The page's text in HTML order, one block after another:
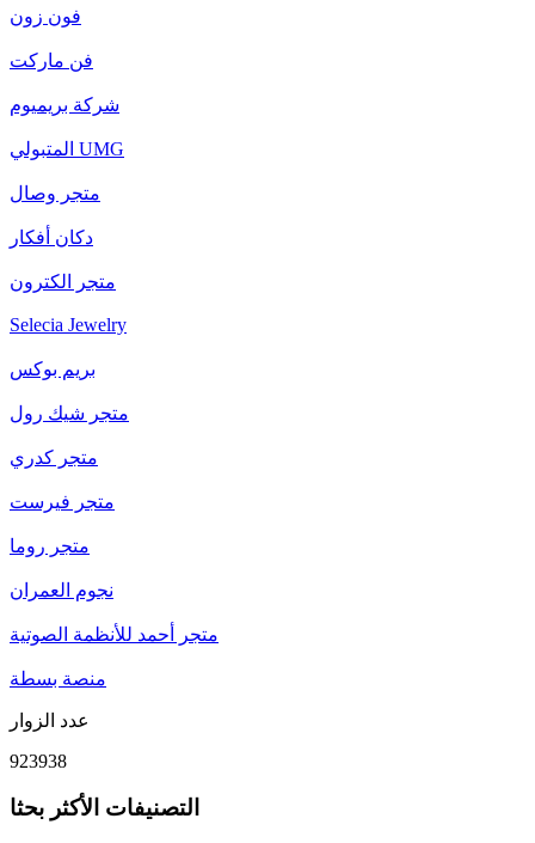
فون زون
فن ماركت
شركة بريميوم
المتبولي UMG
متجر وصال
دكان أفكار
متجر الكترون
Selecia Jewelry
بريم بوكس
متجر شيك رول
متجر كدري
متجر فيرست
متجر روما
نجوم العمران
متجر أحمد للأنظمة الصوتية
منصة بسطة
عدد الزوار
923938
التصنيفات الأكثر بحثا